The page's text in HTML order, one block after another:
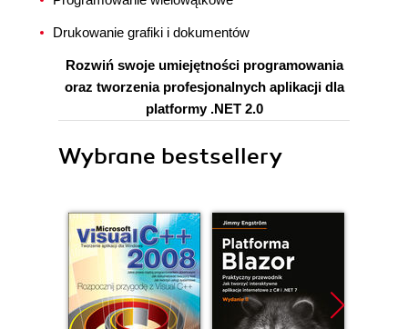
Drukowanie grafiki i dokumentów
Rozwiń swoje umiejętności programowania
oraz tworzenia profesjonalnych aplikacji dla
platformy .NET 2.0
Wybrane bestsellery